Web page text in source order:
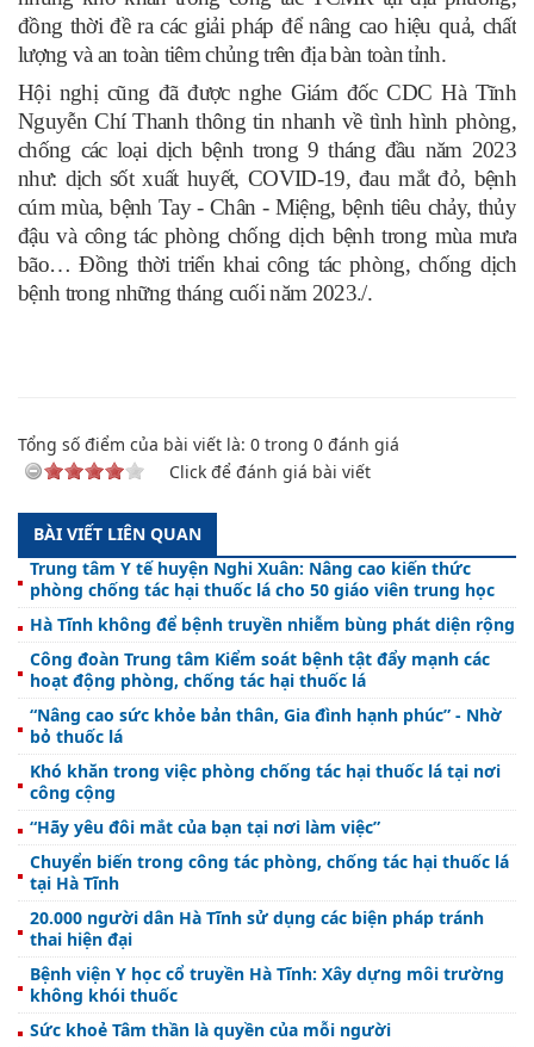
đồng thời đề ra các giải pháp để nâng cao hiệu quả, chất
lượng và an toàn tiêm chủng trên địa bàn toàn tỉnh.
Hội nghị cũng đã được nghe Giám đốc CDC Hà Tĩnh
Nguyễn Chí Thanh thông tin nhanh về tình hình phòng,
chống các loại dịch bệnh trong 9 tháng đầu năm 2023
như: dịch sốt xuất huyết, COVID-19, đau mắt đỏ, bệnh
cúm mùa, bệnh Tay - Chân - Miệng, bệnh tiêu chảy, thủy
đậu và công tác phòng chống dịch bệnh trong mùa mưa
bão… Đồng thời triển khai công tác phòng, chống dịch
bệnh trong những tháng cuối năm 2023./.
Tổng số điểm của bài viết là: 0 trong 0 đánh giá
Click để đánh giá bài viết
BÀI VIẾT LIÊN QUAN
Trung tâm Y tế huyện Nghi Xuân: Nâng cao kiến thức
phòng chống tác hại thuốc lá cho 50 giáo viên trung học
Hà Tĩnh không để bệnh truyền nhiễm bùng phát diện rộng
Công đoàn Trung tâm Kiểm soát bệnh tật đẩy mạnh các
hoạt động phòng, chống tác hại thuốc lá
“Nâng cao sức khỏe bản thân, Gia đình hạnh phúc” - Nhờ
bỏ thuốc lá
Khó khăn trong việc phòng chống tác hại thuốc lá tại nơi
công cộng
“Hãy yêu đôi mắt của bạn tại nơi làm việc”
Chuyển biến trong công tác phòng, chống tác hại thuốc lá
tại Hà Tĩnh
20.000 người dân Hà Tĩnh sử dụng các biện pháp tránh
thai hiện đại
Bệnh viện Y học cổ truyền Hà Tĩnh: Xây dựng môi trường
không khói thuốc
Sức khoẻ Tâm thần là quyền của mỗi người